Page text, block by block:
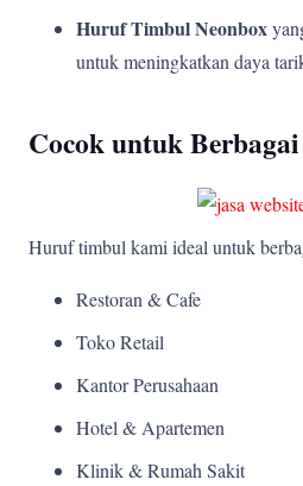
Huruf Timbul Neonbox
untuk meningkatkan daya
Cocok untuk
Huruf timbul kami ideal untuk
Restoran & Cafe
Toko Retail
Kantor Perusahaan
Hotel & Apartemen
Klinik & Rumah Sakit